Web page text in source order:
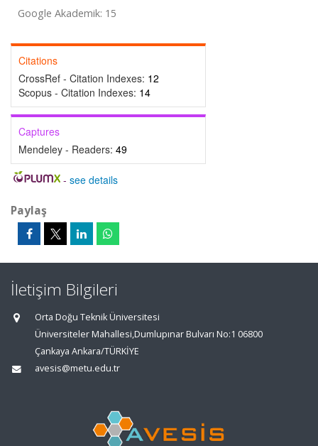
Google Akademik: 15
Citations
CrossRef - Citation Indexes: 12
Scopus - Citation Indexes: 14
Captures
Mendeley - Readers: 49
- see details
Paylaş
İletişim Bilgileri
Orta Doğu Teknik Üniversitesi
Üniversiteler Mahallesi,Dumlupınar Bulvarı No:1 06800
Çankaya Ankara/TÜRKİYE
avesis@metu.edu.tr